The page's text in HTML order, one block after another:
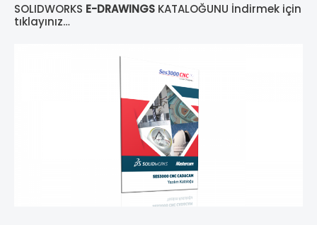
SOLIDWORKS E-DRAWINGS KATALOĞUNU İndirmek için
tıklayınız…